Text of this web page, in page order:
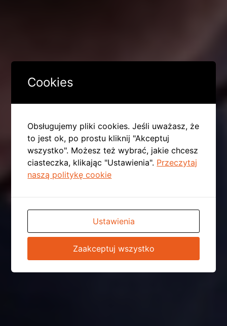
Cookies
Obsługujemy pliki cookies. Jeśli uważasz, że
to jest ok, po prostu kliknij "Akceptuj
wszystko". Możesz też wybrać, jakie chcesz
ciasteczka, klikając "Ustawienia". Przeczytaj
naszą politykę cookie
Ustawienia
Zaakceptuj wszystko